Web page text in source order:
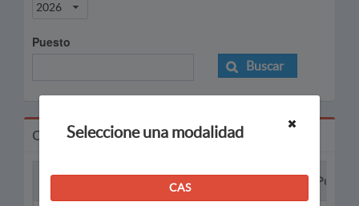
2026
Puesto
Buscar
Convocatorias
Puesto
Seleccione una modalidad
CAS